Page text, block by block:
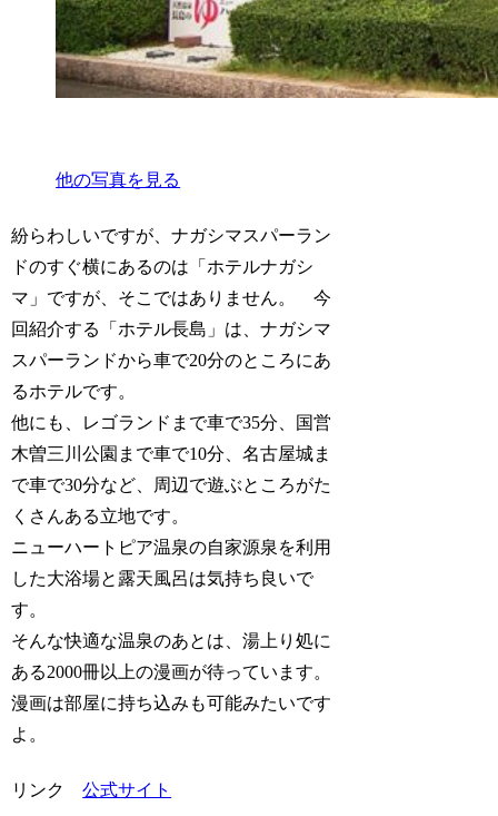
他の写真を見る
紛らわしいですが、ナガシマスパーラン
ドのすぐ横にあるのは「ホテルナガシ
マ」ですが、そこではありません。 今
回紹介する「ホテル長島」は、ナガシマ
スパーランドから車で20分のところにあ
るホテルです。
他にも、レゴランドまで車で35分、国営
木曽三川公園まで車で10分、名古屋城ま
で車で30分など、周辺で遊ぶところがた
くさんある立地です。
ニューハートピア温泉の自家源泉を利用
した大浴場と露天風呂は気持ち良いで
す。
そんな快適な温泉のあとは、湯上り処に
ある2000冊以上の漫画が待っています。
漫画は部屋に持ち込みも可能みたいです
よ。
リンク 公式サイト